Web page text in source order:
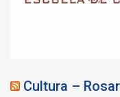
Cultura –